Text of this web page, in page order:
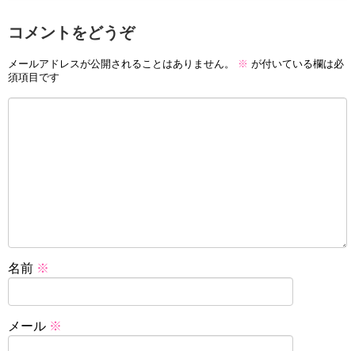
コメントをどうぞ
メールアドレスが公開されることはありません。 ※ が付いている欄は必
須項目です
名前 ※
メール ※